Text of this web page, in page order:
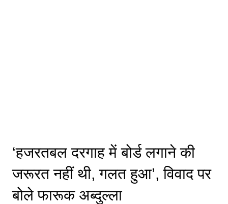
‘हजरतबल दरगाह में बोर्ड लगाने की
जरूरत नहीं थी, गलत हुआ’, विवाद पर
बोले फारूक अब्दुल्ला